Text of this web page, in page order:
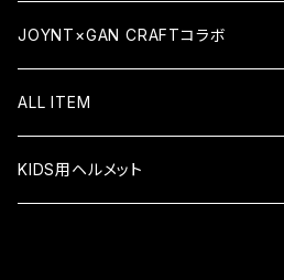
ATSUSHI SATO（佐藤敦）
YUSAKU ISHIKAWA (石川祐作)
TEAM MODEL
7.5×30.8
7.6×31.6
7.625×31.1
KID'S COMPLETE キッズコンプリート
JOYNT×GAN CRAFTコラボ
ALL ITEM
KIDS用ヘルメット